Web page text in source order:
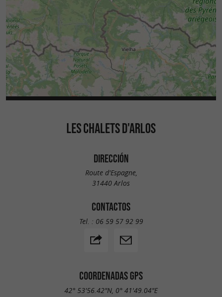
LES CHALETS D'ARLOS
DIRECCIÓN
Route d'Espagne,
31440 Arlos
CONTACTOS
Tel. : 06 59 57 92 99
COORDENADAS GPS
42° 53'56.42"N, 0° 41'49.04"E